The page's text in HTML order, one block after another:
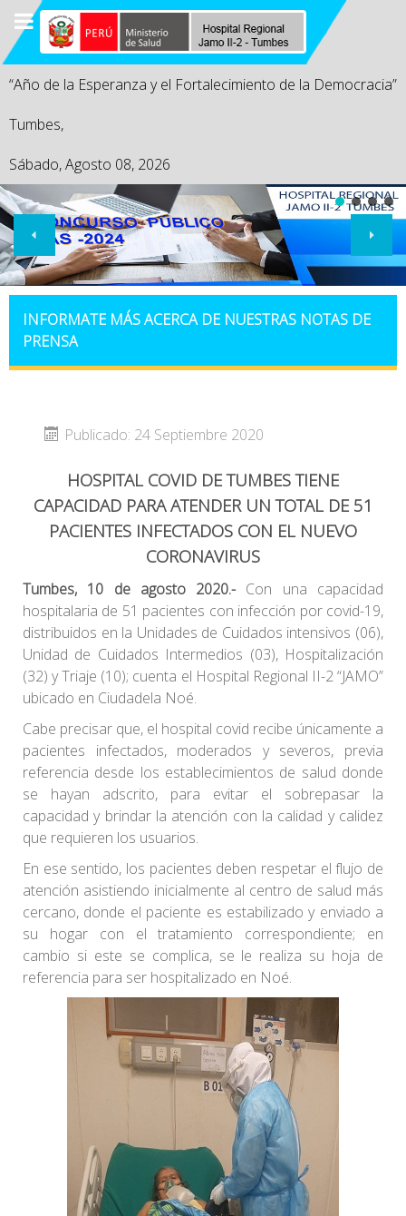
“Año de la Esperanza y el Fortalecimiento de la Democracia”
Tumbes,
Sábado, Agosto 08, 2026
INFORMATE MÁS ACERCA DE NUESTRAS NOTAS DE
PRENSA
Publicado: 24 Septiembre 2020
HOSPITAL COVID DE TUMBES TIENE
CAPACIDAD PARA ATENDER UN TOTAL DE 51
PACIENTES INFECTADOS CON EL NUEVO
CORONAVIRUS
Tumbes, 10 de agosto 2020.- Con una capacidad
hospitalaria de 51 pacientes con infección por covid-19,
distribuidos en la Unidades de Cuidados intensivos (06),
Unidad de Cuidados Intermedios (03), Hospitalización
(32) y Triaje (10); cuenta el Hospital Regional II-2 “JAMO”
ubicado en Ciudadela Noé.
Cabe precisar que, el hospital covid recibe únicamente a
pacientes infectados, moderados y severos, previa
referencia desde los establecimientos de salud donde
se hayan adscrito, para evitar el sobrepasar la
capacidad y brindar la atención con la calidad y calidez
que requieren los usuarios.
En ese sentido, los pacientes deben respetar el flujo de
atención asistiendo inicialmente al centro de salud más
cercano, donde el paciente es estabilizado y enviado a
su hogar con el tratamiento correspondiente; en
cambio si este se complica, se le realiza su hoja de
referencia para ser hospitalizado en Noé.